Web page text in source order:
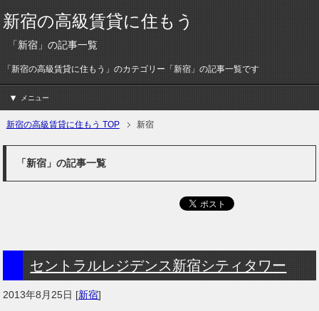
新宿の高級賃貸に住もう
「新宿」の記事一覧
「新宿の高級賃貸に住もう」のカテゴリー「新宿」の記事一覧です
メニュー
新宿の高級賃貸に住もう TOP 新宿
「新宿」の記事一覧
セントラルレジデンス新宿シティタワー
2013年8月25日 [新宿]